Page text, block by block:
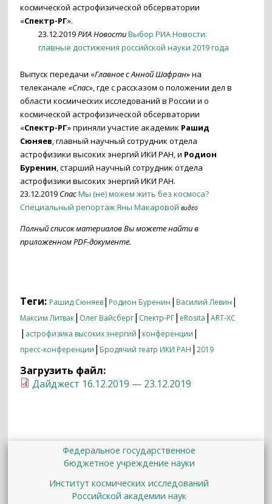
космической астрофизической обсерватории
«Спектр-РГ».
23.12.2019РИА НовостиВыбор РИА Новости:
главные достижения российской науки 2019 года
Выпуск передачи «Главное с Анной Шафран» на
телеканале «Спас», где с рассказом о положении дел в
области космических исследований в России и о
космической астрофизической обсерватории
«Спектр-РГ» приняли участие академик Рашид
Сюняев, главный научный сотрудник отдела
астрофизики высоких энергий ИКИ РАН, и Родион
Буренин, старший научный сотрудник отдела
астрофизики высоких энергий ИКИ РАН.
23.12.2019 СпасМы (не) можем жить без космоса?
Специальный репортаж Яны Макаровой видео
Полный список материалов Вы можете найти в
приложенном PDF-документе.
Теги: Рашид Сюняев| Родион Буренин | Василий Левин |
Максим Литвак| Олег Вайсберг| Спектр-РГ| eRosita |ART-XC
| астрофизика высоких энергий | конференции |
пресс-конференции | Бродячий театр ИКИ РАН |2019
Загрузить файл:
Дайджест 16.12.2019 — 23.12.2019
Федеральное государственное
бюджетное учреждение науки
Институт космических исследований
Российской академии наук